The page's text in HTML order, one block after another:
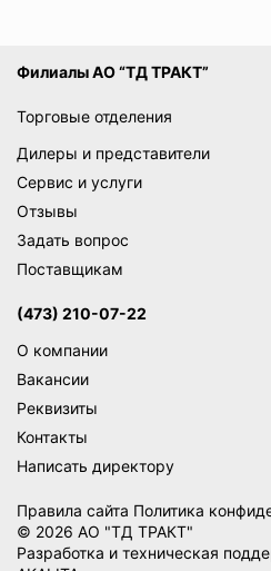
Филиалы АО “ТД ТРАКТ”
Торговые отделения
Дилеры и представители
Сервис и услуги
Отзывы
Задать вопрос
Поставщикам
(473) 210-07-22
О компании
Вакансии
Реквизиты
Контакты
Написать директору
Правила сайта Политика
© 2026 АО "ТД ТРАКТ"
Разработка и техническая